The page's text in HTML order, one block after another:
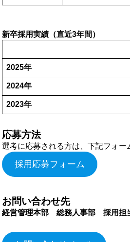
新卒採用実績（直近3年間）
2025年
2024年
2023年
応募方法
選考に応募される方は、下記フォー
採用応募フォーム
お問い合わせ先
経営管理本部 総務人事部 採用担